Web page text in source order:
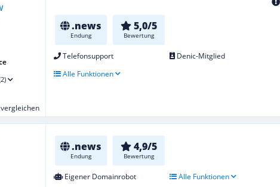
.news
Endung
5,0/5
Bewertung
Telefonsupport
Denic-Mitglied
Alle Funktionen
.news
Endung
4,9/5
Bewertung
Eigener Domainrobot Alle Funktionen